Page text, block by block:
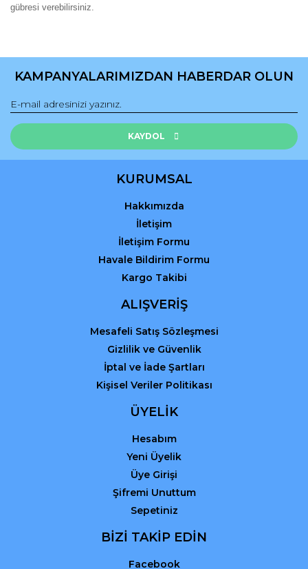
gübresi verebilirsiniz.
konularda yetersiz gördüğünüz noktaları öneri formunu
Görüş ve önerileriniz için teşekkür ederiz.
Ürün resmi kalitesiz, bozuk veya görüntülenemiyor.
Ürün açıklamasında eksik bilgiler bulunuyor.
Ürün fiyatı diğer sitelerden daha pahalı.
Gönder
KAMPANYALARIMIZDAN HABERDAR OLUN
KAYDOL
KURUMSAL
Hakkımızda
İletişim
İletişim Formu
Havale Bildirim Formu
Kargo Takibi
ALIŞVERİŞ
Mesafeli Satış Sözleşmesi
Gizlilik ve Güvenlik
İptal ve İade Şartları
Kişisel Veriler Politikası
ÜYELİK
Hesabım
Yeni Üyelik
Üye Girişi
Şifremi Unuttum
Sepetiniz
BİZİ TAKİP EDİN
Facebook